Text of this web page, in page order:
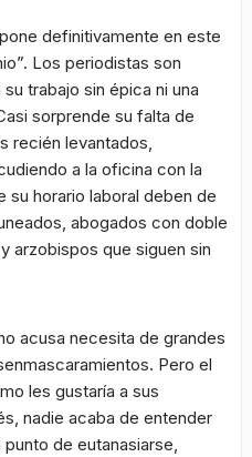
definitivamente en este
Los periodistas son
trabajo sin épica ni una
sorprende su falta de
recién levantados,
a la oficina con la
su horario laboral deben de
abogados con doble
arzobispos que siguen sin
acusa necesita de grandes
Pero el
les gustaría a sus
nadie acaba de entender
de eutanasiarse,